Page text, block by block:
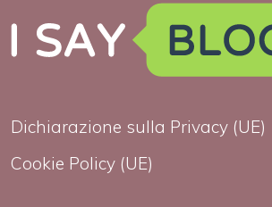
Dichiarazione sulla Privacy (UE)
Cookie Policy (UE)